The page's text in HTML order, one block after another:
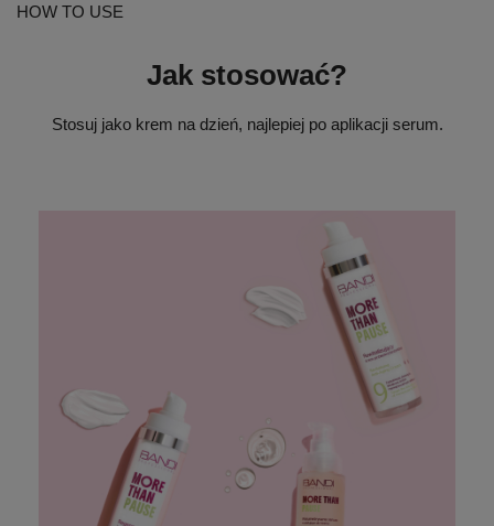
HOW TO USE
Jak stosować?
Stosuj jako krem na dzień, najlepiej po aplikacji serum.